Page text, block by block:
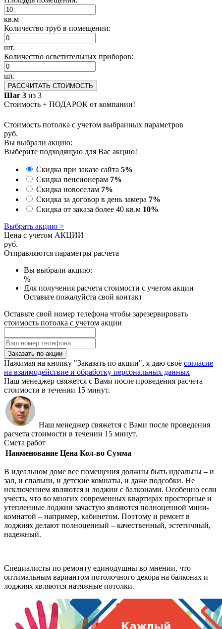
кв.м
Количество труб в помещении:
шт.
Количество осветительных приборов:
шт.
РАССЧИТАТЬ СТОИМОСТЬ
Шаг 3 из 3
Стоимость + ПОДАРОК от компании!
Стоимость потолка с учетом выбранных параметров
руб.
Вы выбрали акцию:
Выберите подходящую для Вас акцию!
Скидка при заказе сайта 5%
Скидка пенсионерам 7%
Скидка новоселам 7%
Скидка за договор в день замера 7%
Скидка от заказа более 40 кв.м 10%
Выбрать акцию >
Цена с учетом АКЦИИ
руб.
Отправляются параметры расчета
Вы выбрали акцию:
%
Для получения расчета стоимости с учетом акции
Оставьте пожалуйста свой контакт
Оставьте свой номер телефона чтобы зарезервировать
стоимость потолка с учетом акции
Заказать по акции
Нажимая на кнопку "Заказать по акции", я даю своё согласие
на взаимодействие и обработку персональных данных
Наш менеджер свяжется с Вами после проведения расчета
стоимости в течении 15 минут.
Наш менеджер свяжется с Вами после проведения
расчета стоимости в течении 15 минут.
Смета работ
Наименование Цена Кол-во Сумма
В идеальном доме все помещения должны быть идеальны – и
зал, и спальни, и детские комнаты, и даже подсобки. Не
исключением являются и лоджии с балконами. Особенно если
учесть, что во многих современных квартирах просторные и
утепленные лоджии зачастую являются полноценной мини-
комнатой – например, кабинетом. Поэтому и ремонт в
лоджиях делают полноценный – качественный, эстетичный,
надежный.
Специалисты по ремонту единодушны во мнении, что
оптимальным вариантом потолочного декора на балконах и
лоджиях являются натяжные потолки.